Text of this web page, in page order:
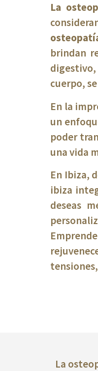
La
brindan
cuerpo,
En la
un
poder
una vida
En Ibiza,
ibiza
deseas
La